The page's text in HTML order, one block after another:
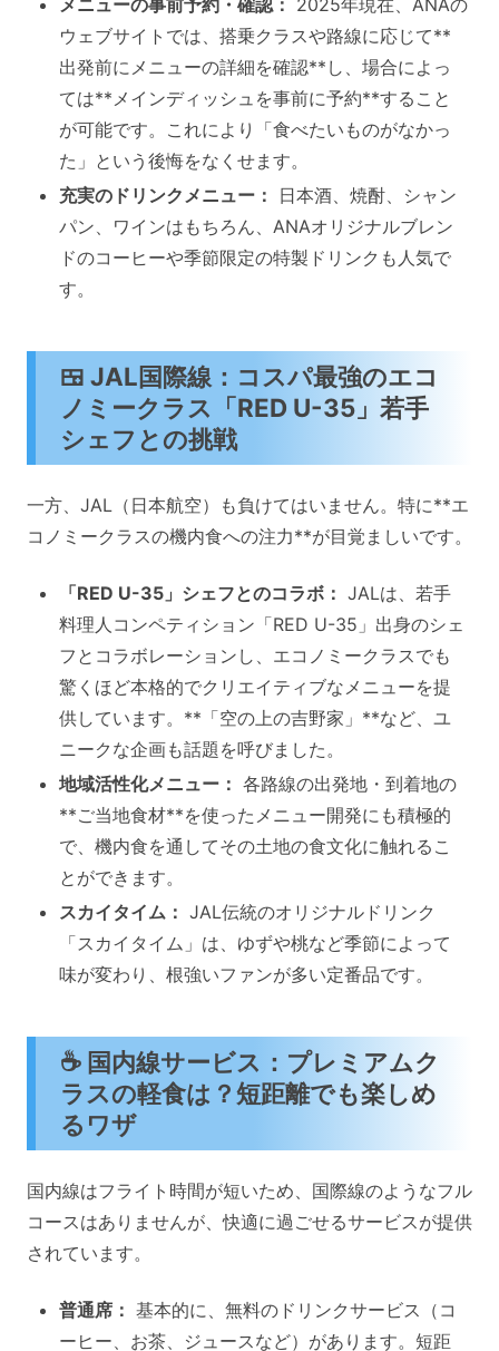
ウェブサイトでは、搭乗クラスや路線に応じて**
出発前にメニューの詳細を確認**し、場合によっ
ては**メインディッシュを事前に予約**すること
が可能です。これにより「食べたいものがなかっ
た」という後悔をなくせます。
充実のドリンクメニュー：
日本酒、焼酎、シャン
パン、ワインはもちろん、ANAオリジナルブレン
ドのコーヒーや季節限定の特製ドリンクも人気で
す。
🍱 JAL国際線：コスパ最強のエコ
ノミークラス「RED U-35」若手
シェフとの挑戦
一方、JAL（日本航空）も負けてはいません。特に**エ
コノミークラスの機内食への注力**が目覚ましいです。
「RED U-35」シェフとのコラボ： JALは、若手
料理人コンペティション「RED U-35」出身のシェ
フとコラボレーションし、エコノミークラスでも
驚くほど本格的でクリエイティブなメニューを提
供しています。**「空の上の吉野家」**など、ユ
ニークな企画も話題を呼びました。
地域活性化メニュー： 各路線の出発地・到着地の
**ご当地食材**を使ったメニュー開発にも積極的
で、機内食を通してその土地の食文化に触れるこ
とができます。
スカイタイム： JAL伝統のオリジナルドリンク
「スカイタイム」は、ゆずや桃など季節によって
味が変わり、根強いファンが多い定番品です。
☕ 国内線サービス：プレミアムク
ラスの軽食は？短距離でも楽しめ
るワザ
国内線はフライト時間が短いため、国際線のようなフル
コースはありませんが、快適に過ごせるサービスが提供
されています。
普通席： 基本的に、無料のドリンクサービス（コ
ーヒー、お茶、ジュースなど）があります。短距